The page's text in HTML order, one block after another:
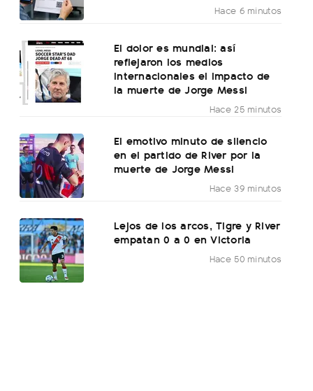
Hace 6 minutos
El dolor es mundial: así
reflejaron los medios
internacionales el impacto de
la muerte de Jorge Messi
Hace 25 minutos
El emotivo minuto de silencio
en el partido de River por la
muerte de Jorge Messi
Hace 39 minutos
Lejos de los arcos, Tigre y River
empatan 0 a 0 en Victoria
Hace 50 minutos